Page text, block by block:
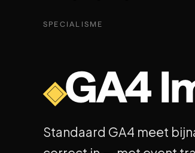
SPECIALISME
◈GA4
Standaard GA4 meet